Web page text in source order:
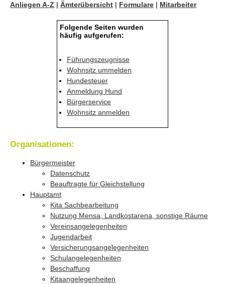
Anliegen A-Z | Ämterübersicht | Formulare | Mitarbeiter
Folgende Seiten wurden
häufig aufgerufen:
Führungszeugnisse
Wohnsitz ummelden
Hundesteuer
Anmeldung Hund
Bürgerservice
Wohnsitz anmelden
Organisationen:
Bürgermeister
Datenschutz
Beauftragte für Gleichstellung
Hauptamt
Kita Sachbearbeitung
Nutzung Mensa, Landkostarena, sonstige Räume
Vereinsangelegenheiten
Jugendarbeit
Versicherungsangelegenheiten
Schulangelegenheiten
Beschaffung
Kitaangelegenheiten